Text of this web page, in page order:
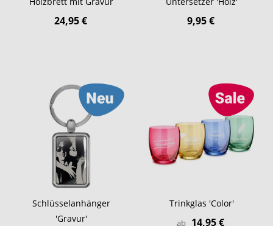
24,95 € 9,95 €
Schlüsselanhänger
'Gravur'
Trinkglas 'Color'
ab 14,95 €